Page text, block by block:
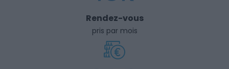
Rendez-vous
pris par mois